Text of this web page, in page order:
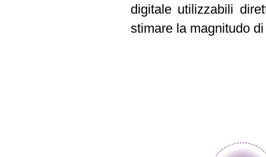
digitale utilizzabili
stimare la magnitudo